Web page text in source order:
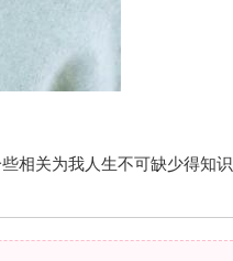
相关为我人生不可缺少得知识